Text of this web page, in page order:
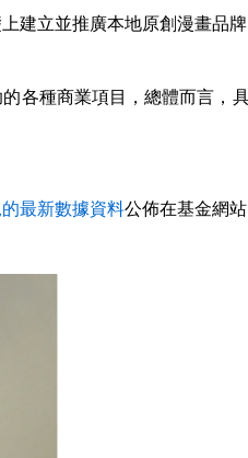
建立並推廣本地原創漫畫品牌
各種商業項目，總體而言，
最新數據資料公佈在基金網